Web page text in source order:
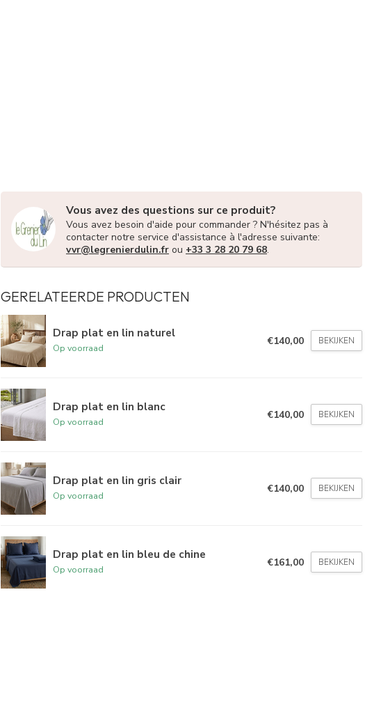
Vous avez des questions sur ce produit?
Vous avez besoin d'aide pour commander ? N'hésitez pas à
contacter notre service d'assistance à l'adresse suivante:
vvr@legrenierdulin.fr ou +33 3 28 20 79 68.
GERELATEERDE PRODUCTEN
Drap plat en lin naturel
Op voorraad
€140,00 BEKIJKEN
Drap plat en lin blanc
Op voorraad
€140,00 BEKIJKEN
Drap plat en lin gris clair
Op voorraad
€140,00 BEKIJKEN
Drap plat en lin bleu de chine
Op voorraad
€161,00 BEKIJKEN